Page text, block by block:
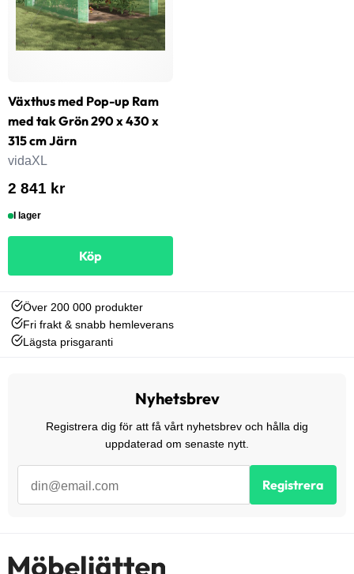
Växthus med Pop-up Ram
med tak Grön 290 x 430 x
315 cm Järn
vidaXL
2 841 kr
I lager
Köp
Över 200 000 produkter
Fri frakt & snabb hemleverans
Lägsta prisgaranti
Nyhetsbrev
Registrera dig för att få vårt nyhetsbrev och hålla dig
uppdaterad om senaste nytt.
Registrera